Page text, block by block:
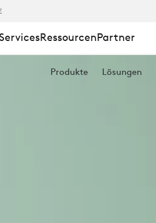
RessourcenPartner
Produkte Lösungen